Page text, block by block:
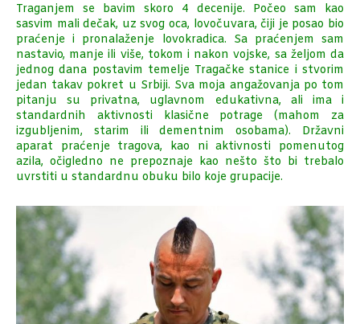
Traganjem se bavim skoro 4 decenije. Počeo sam kao
sasvim mali dečak, uz svog oca, lovočuvara, čiji je posao bio
praćenje i pronalaženje lovokradica. Sa praćenjem sam
nastavio, manje ili više, tokom i nakon vojske, sa željom da
jednog dana postavim temelje Tragačke stanice i stvorim
jedan takav pokret u Srbiji. Sva moja angažovanja po tom
pitanju su privatna, uglavnom edukativna, ali ima i
standardnih aktivnosti klasične potrage (mahom za
izgubljenim, starim ili dementnim osobama). Državni
aparat praćenje tragova, kao ni aktivnosti pomenutog
azila, očigledno ne prepoznaje kao nešto što bi trebalo
uvrstiti u standardnu obuku bilo koje grupacije.